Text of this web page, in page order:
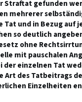
Straftat gefunden
mehrerer
und in Bezug auf
so deutlich
ohne
mit pauschalen
einzelnen Tat
Art des Tatbeitrags
Einzelheiten